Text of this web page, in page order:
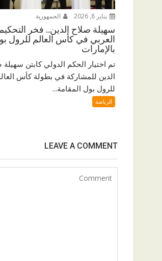
يناير 8, 2026 الجمهورية
سهيلة صلاح الدين.. فخر التحكيم
العربي في كأس العالم للرول
بالإمارات
تم اختيار الحكم الدولي كابتن سهيلة
الدين للمشاركة في بطولة كأس
للرول بول المقامة...
الرياضة
LEAVE A COMMENT